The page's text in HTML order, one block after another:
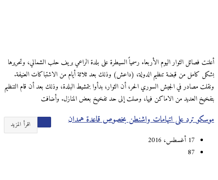
أعلنت فصائل الثوار اليوم الأربعاء رسمياً السيطرة على بلدة الراعي بريف حلب الشمالي، وتحريرها
بشكل كامل من قبضة تنظيم الدولة، (داعش) وذلك بعد ثلاثة أيام من الاشتباكات العنيفة.
ونقلت مصادر في الجيش السوري الحر، أن الثوار، بدأوا بتمشيط البلدة، وذلك بعد أن قام التنظيم
بتفخيخ العديد من الاماكن فيها، وصلت إلى حد تفخيخ بعض المنازل. وأضافت
اقرأ المزيد موسكو ترد على اتهامات واشنطن بخصوص قاعدة همدان
17 أغسطس، 2016
87